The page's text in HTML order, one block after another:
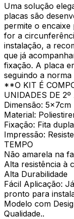
Uma solução
placas são
permite o encaixe
for a
instalação, a
que já
fixação. A placa
seguindo a
**O KIT É
UNIDADES DE
Dimensão: 5x7cm
Material:
Fixação: Fita
Impressão:
TEMPO
Não amarela na
Alta resistência à
Alta Durabilidade
Fácil Aplicação:
pronto para
Modelo com
Qualidade..